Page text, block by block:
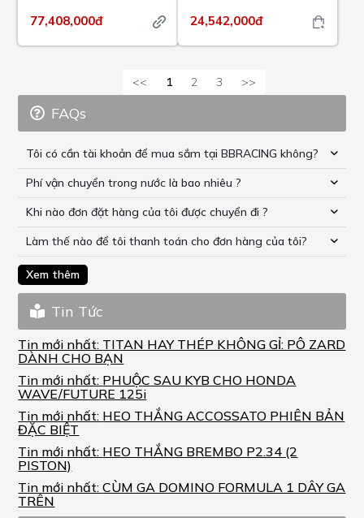
77,408,000đ 24,542,000đ
<< 1 2 3 >>
FAQs
Tôi có cần tài khoản để mua sắm tại BBRACING không?
Phí vận chuyển trong nước là bao nhiêu ?
Khi nào đơn đặt hàng của tôi được chuyển đi ?
Làm thế nào để tôi thanh toán cho đơn hàng của tôi?
Xem thêm
Tin Tức
Tin mới nhất: TITAN HAY THÉP KHÔNG GỈ: PÔ ZARD
DÀNH CHO BẠN
Tin mới nhất: PHUỘC SAU KYB CHO HONDA
WAVE/FUTURE 125i
Tin mới nhất: HEO THẮNG ACCOSSATO PHIÊN BẢN
ĐẶC BIỆT
Tin mới nhất: HEO THẮNG BREMBO P2.34 (2
PISTON)
Tin mới nhất:CÙM GA DOMINO FORMULA 1 DÂY GA
TRÊN